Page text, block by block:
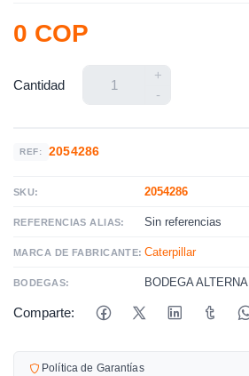
0 COP
Cantidad
+
-
REF: 2054286
SKU: 2054286
REFERENCIAS ALIAS: Sin referencias
MARCA DE FABRICANTE: Caterpillar
BODEGAS: BODEGA ALTERNA
Comparte:
Política de Garantías